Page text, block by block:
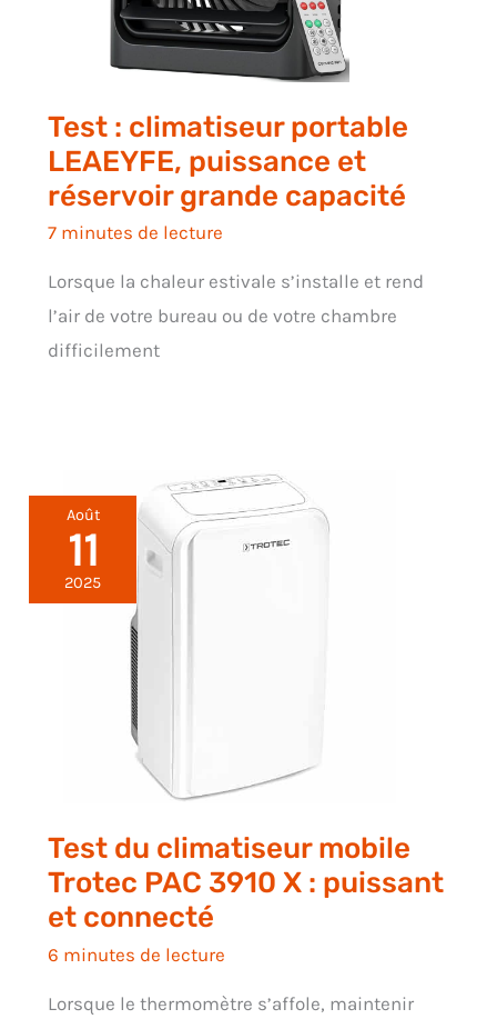
Test : climatiseur portable
LEAEYFE, puissance et
réservoir grande capacité
7 minutes de lecture
Lorsque la chaleur estivale s’installe et rend
l’air de votre bureau ou de votre chambre
difficilement
Août
11
2025
Test du climatiseur mobile
Trotec PAC 3910 X : puissant
et connecté
6 minutes de lecture
Lorsque le thermomètre s’affole, maintenir